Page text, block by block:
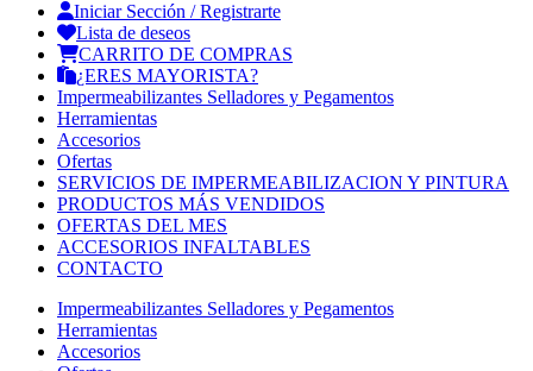
Iniciar Sección / Registrarte
Lista de deseos
CARRITO DE COMPRAS
¿ERES MAYORISTA?
Impermeabilizantes Selladores y Pegamentos
Herramientas
Accesorios
Ofertas
SERVICIOS DE IMPERMEABILIZACION Y PINTURA
PRODUCTOS MÁS VENDIDOS
OFERTAS DEL MES
ACCESORIOS INFALTABLES
CONTACTO
Impermeabilizantes Selladores y Pegamentos
Herramientas
Accesorios